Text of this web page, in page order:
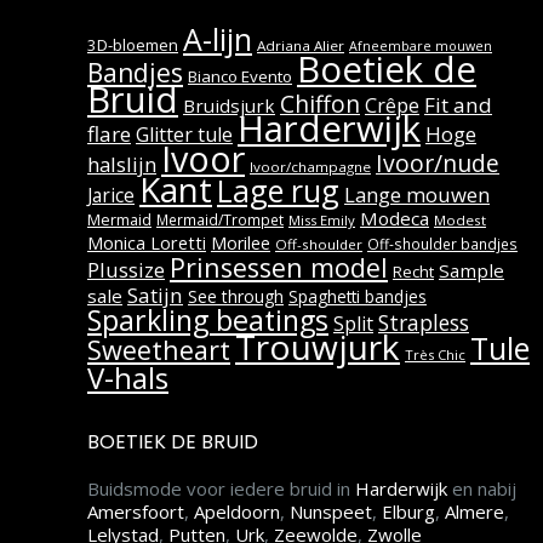
3D-bloemen A-lijn Adriana Alier Afneembare mouwen
Bandjes Bianco Evento Boetiek de
Bruid Bruidsjurk Chiffon Crêpe Fit and
flareGlitter tule Harderwijk Hoge
halslijnIvoor Ivoor/champagne Ivoor/nude
Jarice KantLage rug Lange mouwen
Mermaid Mermaid/Trompet Miss Emily Modeca Modest
Monica Loretti Morilee Off-shoulder Off-shoulder bandjes
Plussize Prinsessen model Recht Sample
sale Satijn See through Spaghetti bandjes
Sparkling beatings SplitStrapless
SweetheartTrouwjurk Très Chic Tule
V-hals
BOETIEK DE BRUID
Buidsmode voor iedere bruid in Harderwijk en nabij
Amersfoort, Apeldoorn, Nunspeet, Elburg, Almere,
Lelystad, Putten, Urk, Zeewolde, Zwolle